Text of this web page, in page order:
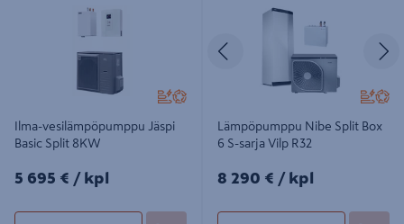
Ilma-vesilämpöpumppu Jäspi
Basic Split 8KW
5695€/kpl
5 695 € / kpl
Lämpöpumppu Nibe Split Box
6 S-sarja Vilp R32
8290€/kpl
8 290 € / kpl